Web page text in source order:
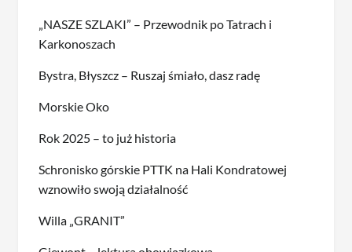
„NASZE SZLAKI” – Przewodnik po Tatrach i
Karkonoszach
Bystra, Błyszcz – Ruszaj śmiało, dasz radę
Morskie Oko
Rok 2025 – to już historia
Schronisko górskie PTTK na Hali Kondratowej
wznowiło swoją działalność
Willa „GRANIT”